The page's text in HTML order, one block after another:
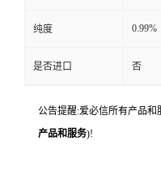
纯度 0.99%
是否进口 否
公告提醒:爱必信所有产品和
产品和服务)!